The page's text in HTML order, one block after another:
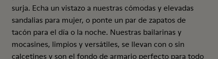
surja. Echa un vistazo a nuestras cómodas y elevadas
sandalias para mujer, o ponte un par de zapatos de
tacón para el día o la noche. Nuestras bailarinas y
mocasines, limpios y versátiles, se llevan con o sin
calcetines y son el fondo de armario perfecto para todo